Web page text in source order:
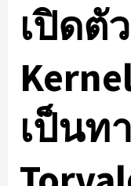
เปิดตั
เป็นท